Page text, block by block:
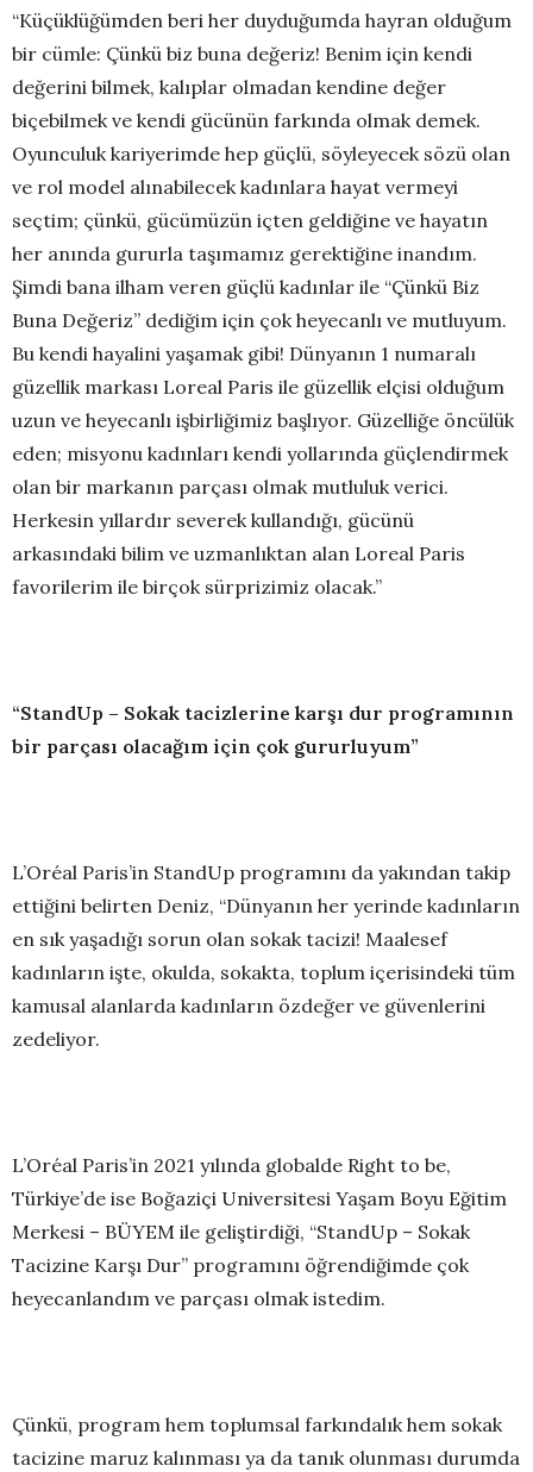
“Küçüklüğümden beri her duyduğumda hayran olduğum
bir cümle: Çünkü biz buna değeriz! Benim için kendi
değerini bilmek, kalıplar olmadan kendine değer
biçebilmek ve kendi gücünün farkında olmak demek.
Oyunculuk kariyerimde hep güçlü, söyleyecek sözü olan
ve rol model alınabilecek kadınlara hayat vermeyi
seçtim; çünkü, gücümüzün içten geldiğine ve hayatın
her anında gururla taşımamız gerektiğine inandım.
Şimdi bana ilham veren güçlü kadınlar ile “Çünkü Biz
Buna Değeriz” dediğim için çok heyecanlı ve mutluyum.
Bu kendi hayalini yaşamak gibi! Dünyanın 1 numaralı
güzellik markası Loreal Paris ile güzellik elçisi olduğum
uzun ve heyecanlı işbirliğimiz başlıyor. Güzelliğe öncülük
eden; misyonu kadınları kendi yollarında güçlendirmek
olan bir markanın parçası olmak mutluluk verici.
Herkesin yıllardır severek kullandığı, gücünü
arkasındaki bilim ve uzmanlıktan alan Loreal Paris
favorilerim ile birçok sürprizimiz olacak.”
“StandUp – Sokak tacizlerine karşı dur programının
bir parçası olacağım için çok gururluyum”
L’Oréal Paris’in StandUp programını da yakından takip
ettiğini belirten Deniz, “Dünyanın her yerinde kadınların
en sık yaşadığı sorun olan sokak tacizi! Maalesef
kadınların işte, okulda, sokakta, toplum içerisindeki tüm
kamusal alanlarda kadınların özdeğer ve güvenlerini
zedeliyor.
L’Oréal Paris’in 2021 yılında globalde Right to be,
Türkiye’de ise Boğaziçi Universitesi Yaşam Boyu Eğitim
Merkesi – BÜYEM ile geliştirdiği, “StandUp – Sokak
Tacizine Karşı Dur” programını öğrendiğimde çok
heyecanlandım ve parçası olmak istedim.
Çünkü, program hem toplumsal farkındalık hem sokak
tacizine maruz kalınması ya da tanık olunması durumda